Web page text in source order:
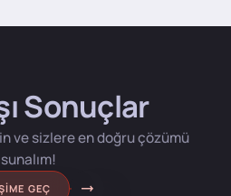
Sonuçlar
ve sizlere en doğru çözümü
sunalım!
GEÇ